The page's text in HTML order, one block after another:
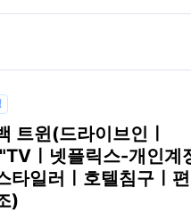
트윈(드라이브인ㅣ
ㅣ넷플릭스-개인계
타일러ㅣ호텔침구ㅣ
)